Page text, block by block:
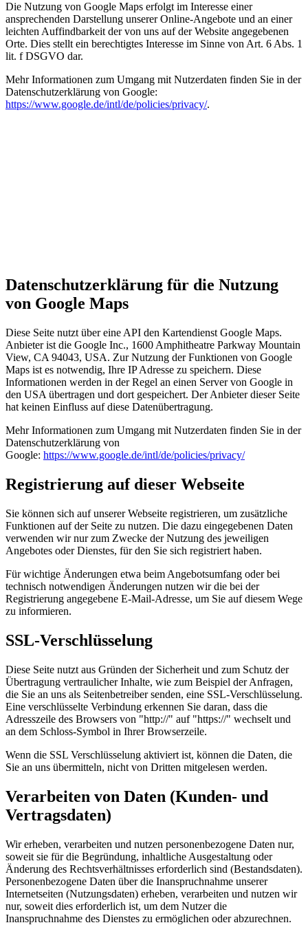
Die Nutzung von Google Maps erfolgt im Interesse einer
ansprechenden Darstellung unserer Online-Angebote und an einer
leichten Auffindbarkeit der von uns auf der Website angegebenen
Orte. Dies stellt ein berechtigtes Interesse im Sinne von Art. 6 Abs. 1
lit. f DSGVO dar.
Mehr Informationen zum Umgang mit Nutzerdaten finden Sie in der
Datenschutzerklärung von Google:
https://www.google.de/intl/de/policies/privacy/.
Datenschutzerklärung für die Nutzung
von Google Maps
Diese Seite nutzt über eine API den Kartendienst Google Maps.
Anbieter ist die Google Inc., 1600 Amphitheatre Parkway Mountain
View, CA 94043, USA. Zur Nutzung der Funktionen von Google
Maps ist es notwendig, Ihre IP Adresse zu speichern. Diese
Informationen werden in der Regel an einen Server von Google in
den USA übertragen und dort gespeichert. Der Anbieter dieser Seite
hat keinen Einfluss auf diese Datenübertragung.
Mehr Informationen zum Umgang mit Nutzerdaten finden Sie in der
Datenschutzerklärung von
Google: https://www.google.de/intl/de/policies/privacy/
Registrierung auf dieser Webseite
Sie können sich auf unserer Webseite registrieren, um zusätzliche
Funktionen auf der Seite zu nutzen. Die dazu eingegebenen Daten
verwenden wir nur zum Zwecke der Nutzung des jeweiligen
Angebotes oder Dienstes, für den Sie sich registriert haben.
Für wichtige Änderungen etwa beim Angebotsumfang oder bei
technisch notwendigen Änderungen nutzen wir die bei der
Registrierung angegebene E-Mail-Adresse, um Sie auf diesem Wege
zu informieren.
SSL-Verschlüsselung
Diese Seite nutzt aus Gründen der Sicherheit und zum Schutz der
Übertragung vertraulicher Inhalte, wie zum Beispiel der Anfragen,
die Sie an uns als Seitenbetreiber senden, eine SSL-Verschlüsselung.
Eine verschlüsselte Verbindung erkennen Sie daran, dass die
Adresszeile des Browsers von "http://" auf "https://" wechselt und
an dem Schloss-Symbol in Ihrer Browserzeile.
Wenn die SSL Verschlüsselung aktiviert ist, können die Daten, die
Sie an uns übermitteln, nicht von Dritten mitgelesen werden.
Verarbeiten von Daten (Kunden- und
Vertragsdaten)
Wir erheben, verarbeiten und nutzen personenbezogene Daten nur,
soweit sie für die Begründung, inhaltliche Ausgestaltung oder
Änderung des Rechtsverhältnisses erforderlich sind (Bestandsdaten).
Personenbezogene Daten über die Inanspruchnahme unserer
Internetseiten (Nutzungsdaten) erheben, verarbeiten und nutzen wir
nur, soweit dies erforderlich ist, um dem Nutzer die
Inanspruchnahme des Dienstes zu ermöglichen oder abzurechnen.